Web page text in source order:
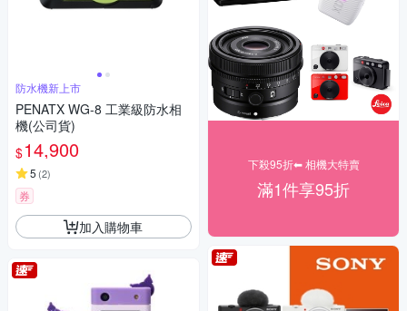
防水機新上市
PENATX WG-8 工業級防水相
機(公司貨)
$14,900
5 (2)
券
加入購物車
下殺95折⬅︎ 相機大特賣
滿1件享95折